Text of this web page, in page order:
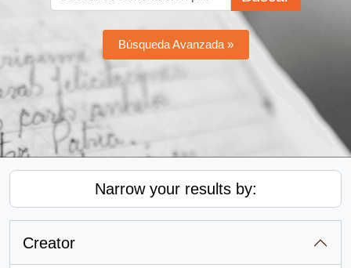
Búsqueda Avanzada »
Narrow your results by:
Creator